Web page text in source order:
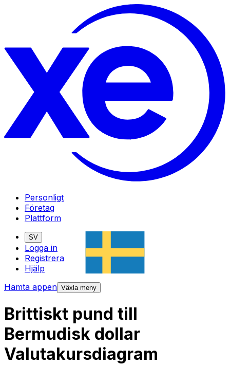
Personligt
Företag
Plattform
SV
Logga in
Registrera
Hjälp
Hämta appen Växla meny
Brittiskt pund till
Bermudisk dollar
Valutakursdiagram